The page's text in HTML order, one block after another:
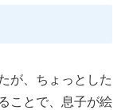
が、ちょっとした
ことで、息子が絵